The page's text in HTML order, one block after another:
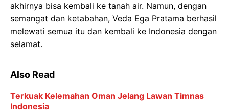
akhirnya bisa kembali ke tanah air. Namun, dengan
semangat dan ketabahan, Veda Ega Pratama berhasil
melewati semua itu dan kembali ke Indonesia dengan
selamat.
Also Read
Terkuak Kelemahan Oman Jelang Lawan Timnas
Indonesia